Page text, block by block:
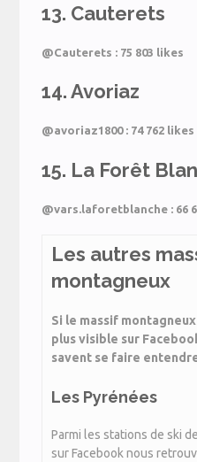
13. Cauterets
@Cauterets : 75 803 likes
14. Avoriaz
@avoriaz1800 : 74 762 likes
15. La Forêt
@vars.laforetblanche : 66
Les autres
montagneux
Si le massif
plus visible sur
savent se faire
Les Pyrénées
Parmi les stations de ski
sur Facebook nous